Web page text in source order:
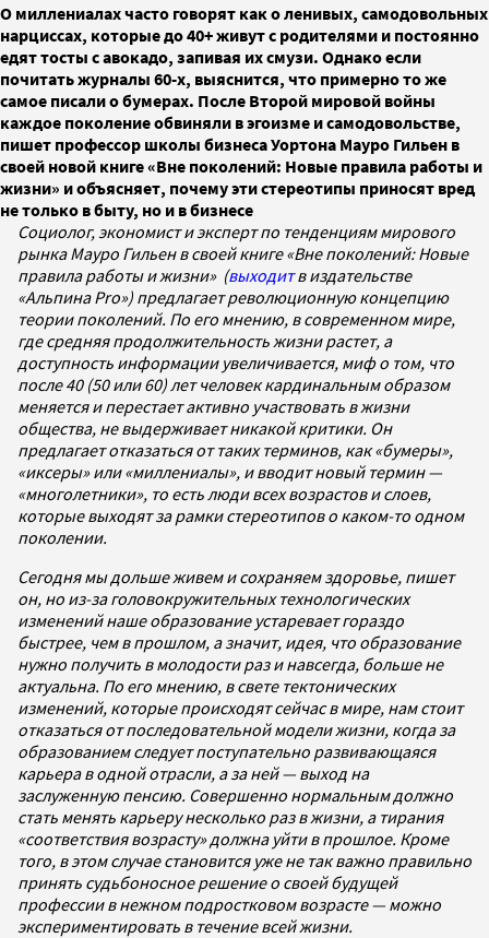
О миллениалах часто говорят как о ленивых, самодовольных
нарциссах, которые до 40+ живут с родителями и постоянно
едят тосты с авокадо, запивая их смузи. Однако если
почитать журналы 60-х, выяснится, что примерно то же
самое писали о бумерах. После Второй мировой войны
каждое поколение обвиняли в эгоизме и самодовольстве,
пишет профессор школы бизнеса Уортона Мауро Гильен в
своей новой книге «Вне поколений: Новые правила работы и
жизни» и объясняет, почему эти стереотипы приносят вред
не только в быту, но и в бизнесе
Социолог, экономист и эксперт по тенденциям мирового
рынка Мауро Гильен в своей книге «Вне поколений: Новые
правила работы и жизни» (выходитв издательстве
«Альпина Pro») предлагает революционную концепцию
теории поколений. По его мнению, в современном мире,
где средняя продолжительность жизни растет, а
доступность информации увеличивается, миф о том, что
после 40 (50 или 60) лет человек кардинальным образом
меняется и перестает активно участвовать в жизни
общества, не выдерживает никакой критики. Он
предлагает отказаться от таких терминов, как «бумеры»,
«иксеры» или «миллениалы», и вводит новый термин —
«многолетники», то есть люди всех возрастов и слоев,
которые выходят за рамки стереотипов о каком-то одном
поколении.
Сегодня мы дольше живем и сохраняем здоровье, пишет
он, но из-за головокружительных технологических
изменений наше образование устаревает гораздо
быстрее, чем в прошлом, а значит, идея, что образование
нужно получить в молодости раз и навсегда, больше не
актуальна. По его мнению, в свете тектонических
изменений, которые происходят сейчас в мире, нам стоит
отказаться от последовательной модели жизни, когда за
образованием следует поступательно развивающаяся
карьера в одной отрасли, а за ней — выход на
заслуженную пенсию. Совершенно нормальным должно
стать менять карьеру несколько раз в жизни, а тирания
«соответствия возрасту» должна уйти в прошлое. Кроме
того, в этом случае становится уже не так важно правильно
принять судьбоносное решение о своей будущей
профессии в нежном подростковом возрасте — можно
экспериментировать в течение всей жизни.